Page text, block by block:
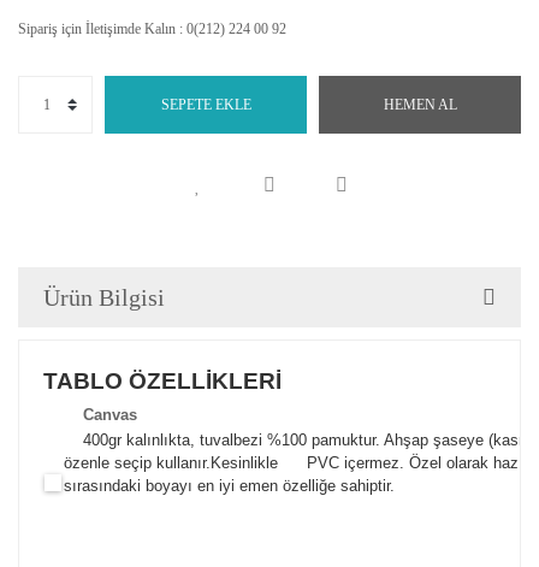
Sipariş için İletişimde Kalın : 0(212) 224 00 92
SEPETE EKLE HEMEN AL
Ürün Bilgisi
TABLO ÖZELLİKLERİ
Canvas
400gr kalınlıkta, tuvalbezi %100 pamuktur. Ahşap şaseye
özenle seçip kullanır. Kesinlikle PVC içermez. Özel olarak
sırasındaki boyayı en iyi emen özelliğe sahiptir.